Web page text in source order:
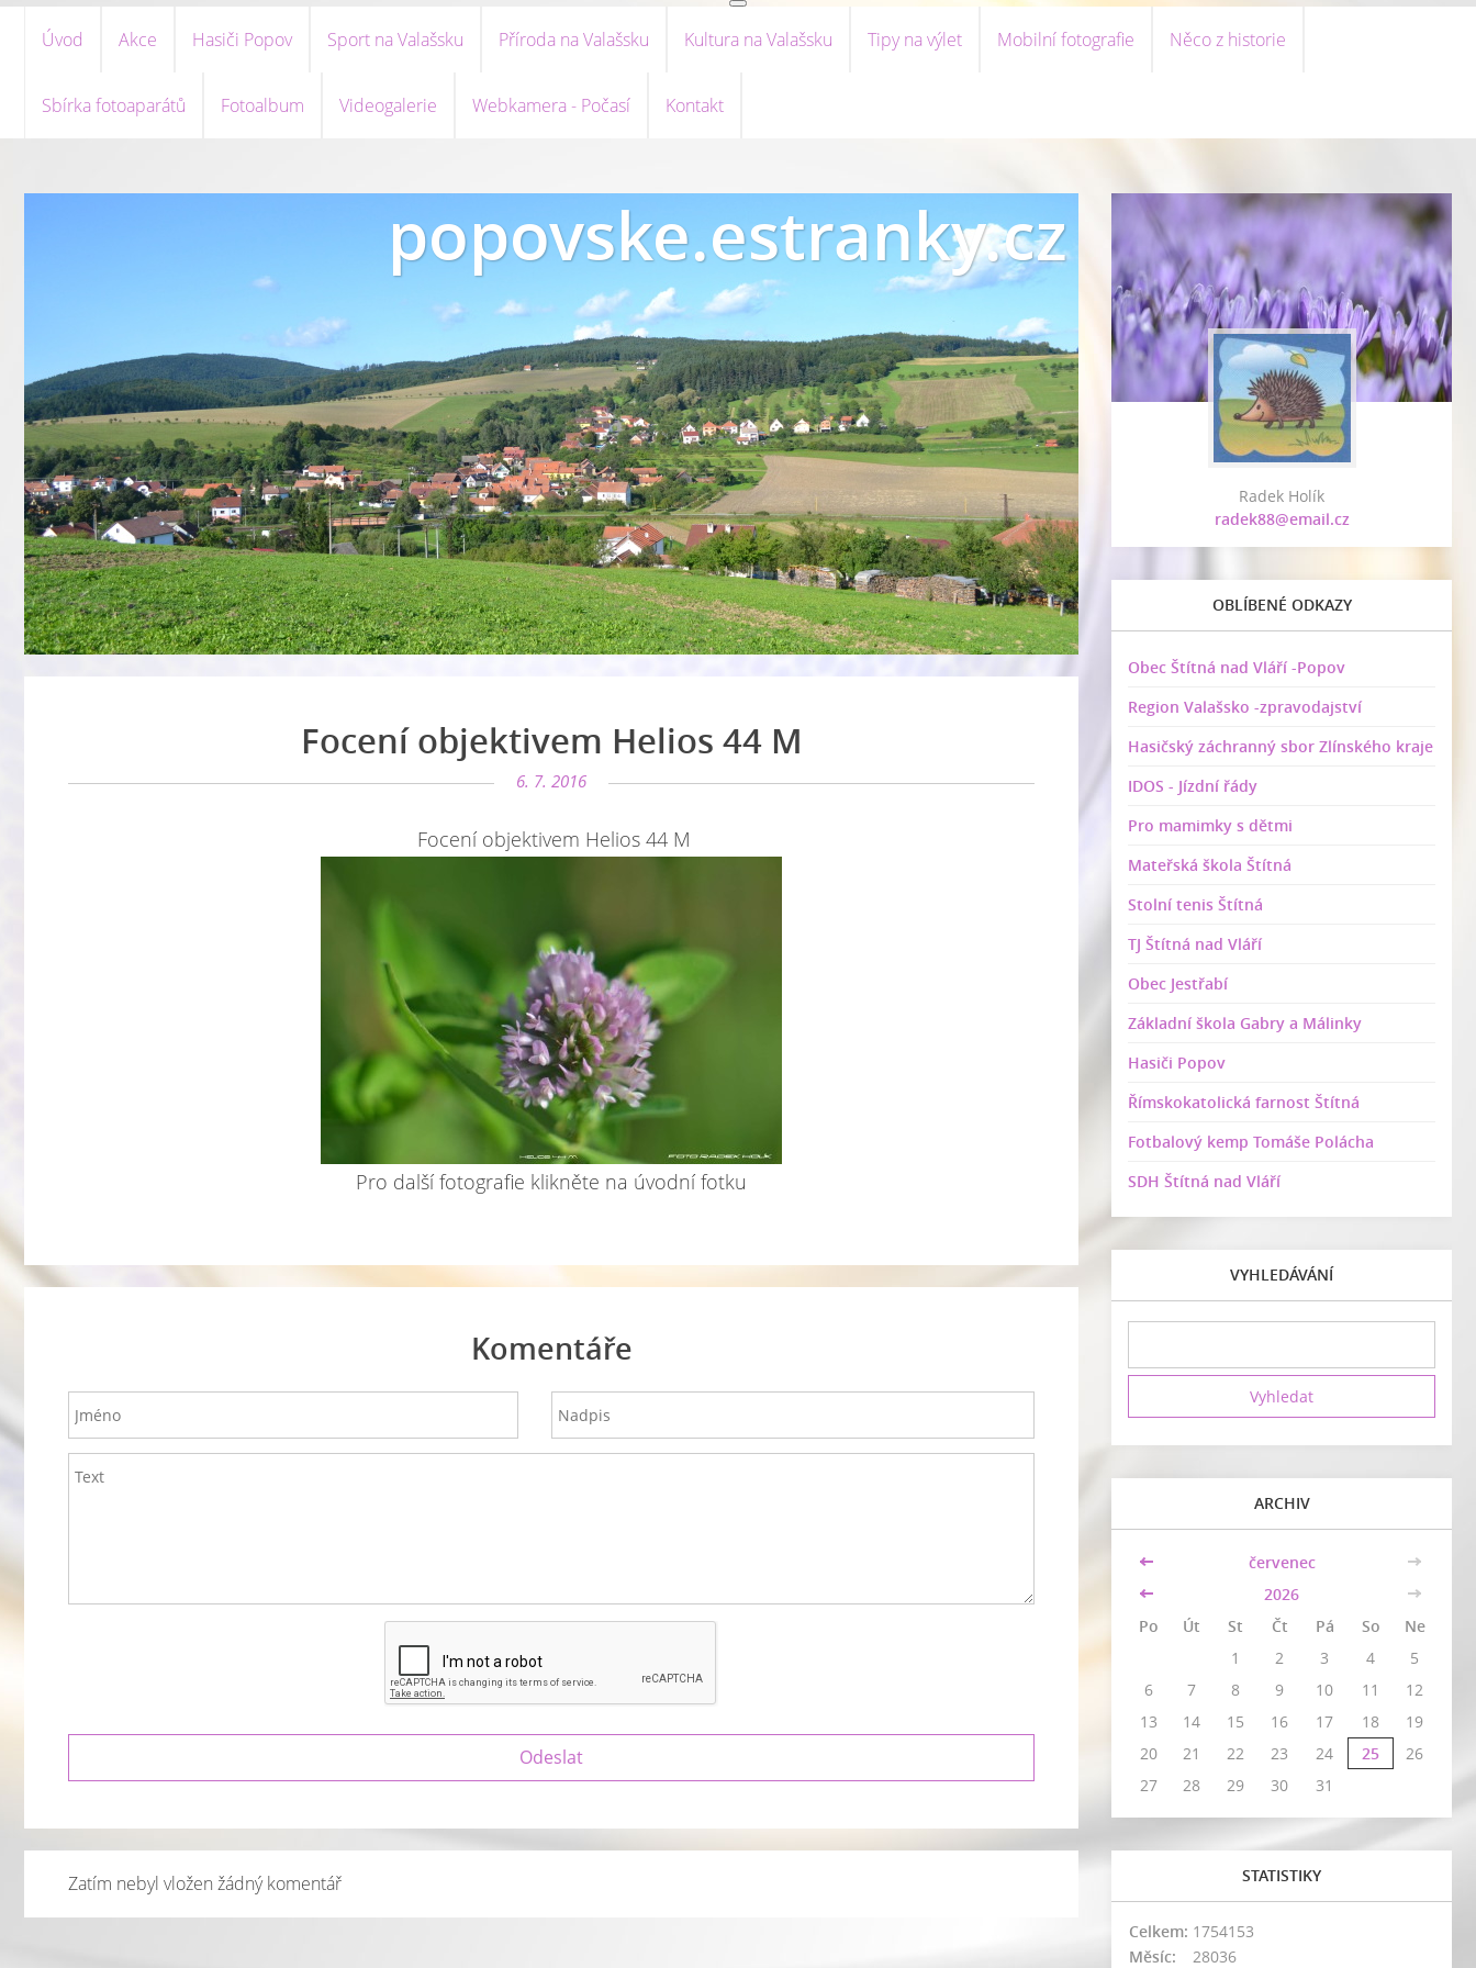
Úvod Akce Hasiči Popov Sport na Valašsku Příroda na Valašsku Kultura na Valašsku Tipy na výlet Mobilní fotografie Něco z historie
Sbírka fotoaparátů Fotoalbum Videogalerie Webkamera - Počasí Kontakt
popovske.estranky.cz
Focení objektivem Helios 44 M
6. 7. 2016
Focení objektivem Helios 44 M
Pro další fotografie klikněte na úvodní fotku
Komentáře
Zatím nebyl vložen žádný komentář
Radek Holík
radek88@email.cz
OBLÍBENÉ ODKAZY
Obec Štítná nad Vláří -Popov
Region Valašsko -zpravodajství
Hasičský záchranný sbor Zlínského kraje
IDOS - Jízdní řády
Pro mamimky s dětmi
Mateřská škola Štítná
Stolní tenis Štítná
TJ Štítná nad Vláří
Obec Jestřabí
Základní škola Gabry a Málinky
Hasiči Popov
Římskokatolická farnost Štítná
Fotbalový kemp Tomáše Polácha
SDH Štítná nad Vláří
VYHLEDÁVÁNÍ
ARCHIV
<< červenec
>>
<<
2026
>>
Po
Út St Čt Pá So
Ne
1
2 3 4
5
6
7 8 9 10 11
12
13
14 15 16 17 18
19
20
21 22 23 24 25
26
27
28 29 30 31
STATISTIKY
Celkem: 1754153
Měsíc:
28036